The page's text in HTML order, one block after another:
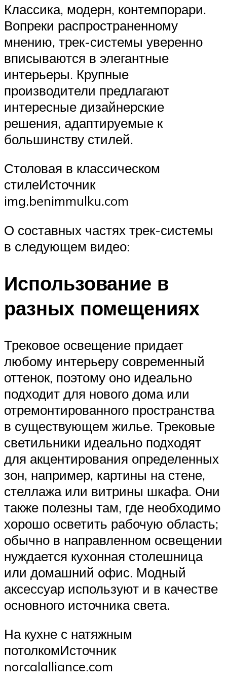
Классика, модерн, контемпорари.
Вопреки распространенному
мнению, трек-системы уверенно
вписываются в элегантные
интерьеры. Крупные
производители предлагают
интересные дизайнерские
решения, адаптируемые к
большинству стилей.
Столовая в классическом
стилеИсточник
img.benimmulku.com
О составных частях трек-системы
в следующем видео:
Использование в
разных помещениях
Трековое освещение придает
любому интерьеру современный
оттенок, поэтому оно идеально
подходит для нового дома или
отремонтированного пространства
в существующем жилье. Трековые
светильники идеально подходят
для акцентирования определенных
зон, например, картины на стене,
стеллажа или витрины шкафа. Они
также полезны там, где необходимо
хорошо осветить рабочую область;
обычно в направленном освещении
нуждается кухонная столешница
или домашний офис. Модный
аксессуар используют и в качестве
основного источника света.
На кухне с натяжным
потолкомИсточник
norcalalliance.com